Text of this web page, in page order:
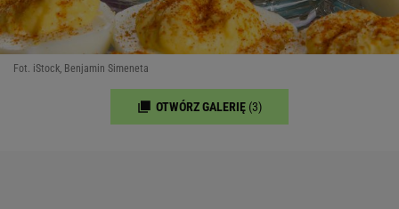
Fot. iStock, Benjamin Simeneta
OTWÓRZ GALERIĘ (3)